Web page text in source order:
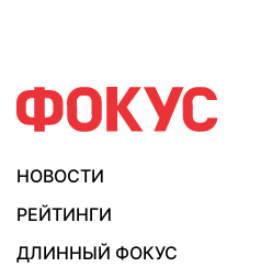
НОВОСТИ
РЕЙТИНГИ
ДЛИННЫЙ ФОКУС